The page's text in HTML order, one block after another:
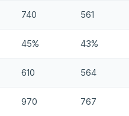
740 561
45% 43%
610 564
970 767